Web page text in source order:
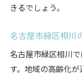
きるでしょう。
名古屋市緑区相川
名古屋市緑区相川
す。地域の高齢化